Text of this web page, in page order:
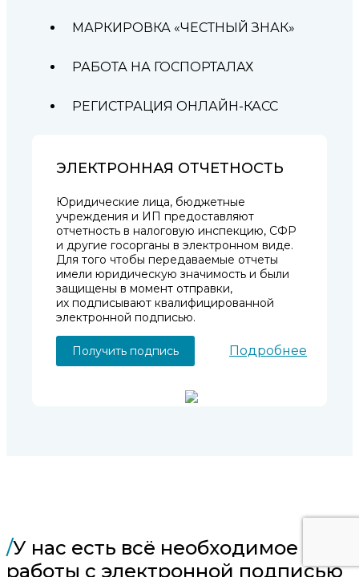
МАРКИРОВКА «ЧЕСТНЫЙ ЗНАК»
РАБОТА НА ГОСПОРТАЛАХ
РЕГИСТРАЦИЯ ОНЛАЙН-КАСС
ЭЛЕКТРОННАЯ ОТЧЕТНОСТЬ
Юридические лица, бюджетные
учреждения и ИП предоставляют
отчетность в налоговую инспекцию, СФР
и другие госорганы в электронном виде.
Для того чтобы передаваемые отчеты
имели юридическую значимость и были
защищены в момент отправки,
их подписывают квалифицированной
электронной подписью.
Получить подпись Подробнее
/У нас есть всё необходимое для
работы с электронной подписью